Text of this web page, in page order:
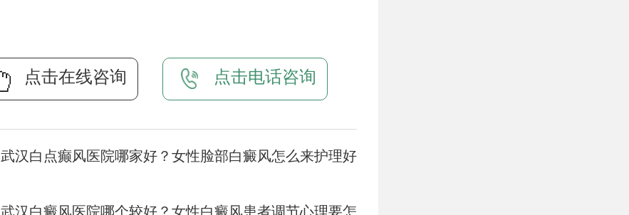
点击在线咨询 点击电话咨询
武汉白点癫风医院哪家好？女性脸部白癜风怎么来护理好
武汉白癜风医院哪个较好？女性白癜风患者调节心理要怎